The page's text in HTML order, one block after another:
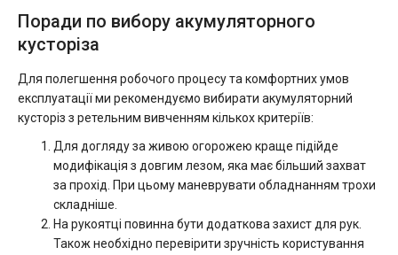
Поради по вибору акумуляторного
кусторіза
Для полегшення робочого процесу та комфортних умов
експлуатації ми рекомендуємо вибирати акумуляторний
кусторіз з ретельним вивченням кількох критеріїв:
Для догляду за живою огорожею краще підійде
модифікація з довгим лезом, яка має більший захват
за прохід. При цьому маневрувати обладнанням трохи
складніше.
На рукоятці повинна бути додаткова захист для рук.
Також необхідно перевірити зручність користування